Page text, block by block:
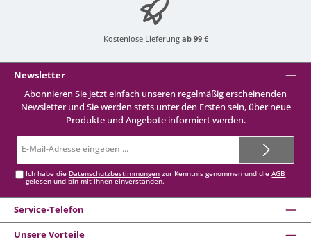
Kostenlose Lieferung ab 99 €
Newsletter
Abonnieren Sie jetzt einfach unseren regelmäßig erscheinenden
Newsletter und Sie werden stets unter den Ersten sein, über neue
Produkte und Angebote informiert werden.
Mail-
Ich habe die Datenschutzbestimmungen zur Kenntnis genommen und dieAGB
gelesen und bin mit ihnen einverstanden.
Service-Telefon
Unsere Vorteile